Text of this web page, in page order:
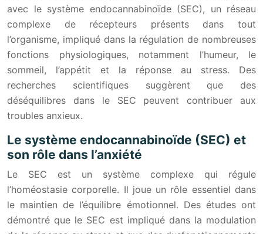
avec le système endocannabinoïde (SEC), un réseau
complexe de récepteurs présents dans tout
l’organisme, impliqué dans la régulation de nombreuses
fonctions physiologiques, notamment l’humeur, le
sommeil, l’appétit et la réponse au stress. Des
recherches scientifiques suggèrent que des
déséquilibres dans le SEC peuvent contribuer aux
troubles anxieux.
Le système endocannabinoïde (SEC) et
son rôle dans l’anxiété
Le SEC est un système complexe qui régule
l’homéostasie corporelle. Il joue un rôle essentiel dans
le maintien de l’équilibre émotionnel. Des études ont
démontré que le SEC est impliqué dans la modulation